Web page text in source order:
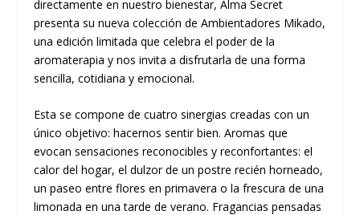
directamente en nuestro bienestar,Alma Secret
presenta su nueva colección de Ambientadores Mikado,
una edición limitada que celebra el poder de la
aromaterapia y nos invita a disfrutarla de una forma
sencilla, cotidiana y emocional.
Esta se compone de cuatro sinergias creadas con un
único objetivo: hacernos sentir bien. Aromas que
evocan sensaciones reconocibles y reconfortantes: el
calor del hogar, el dulzor de un postre recién horneado,
un paseo entre flores en primavera o la frescura de una
limonada en una tarde de verano. Fragancias pensadas